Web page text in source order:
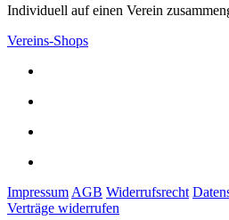
Individuell auf einen Verein
Vereins-Shops
Impressum AGB Widerrufsrecht
Verträge widerrufen